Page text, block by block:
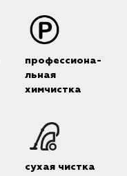
профессиона-
льная
химчистка
сухая чистка